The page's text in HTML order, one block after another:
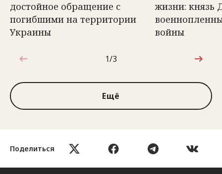
Поделиться
достойное обращение с
погибшими на территории
Украины
жизни: князь
войны
1 из 3
1/3
Ещё